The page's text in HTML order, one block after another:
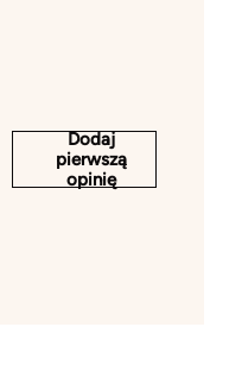
Dodaj
pierwszą
opinię